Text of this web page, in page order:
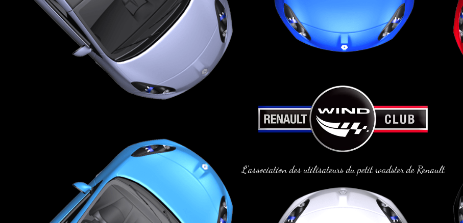
L'association des utilisateurs du petit roadster de Renault